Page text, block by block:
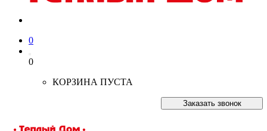
0
0
КОРЗИНА ПУСТА
Заказать звонок